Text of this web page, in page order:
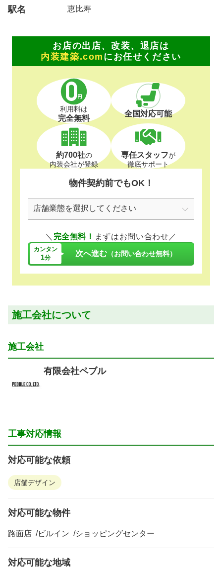
駅名 恵比寿
お店の出店、改装、退店は
内装建築.com にお任せください
利用料は
完全無料 全国対応可能
約700社の
内装会社が登録
専任スタッフが
徹底サポート
物件契約前でもOK！
＼ 完全無料！ まずはお問い合わせ／
カンタン
1分 次へ進む （お問い合わせ無料）
施工会社について
施工会社
有限会社ペブル
工事対応情報
対応可能な依頼
店舗デザイン
対応可能な物件
路面店 ビルイン ショッピングセンター
対応可能な地域